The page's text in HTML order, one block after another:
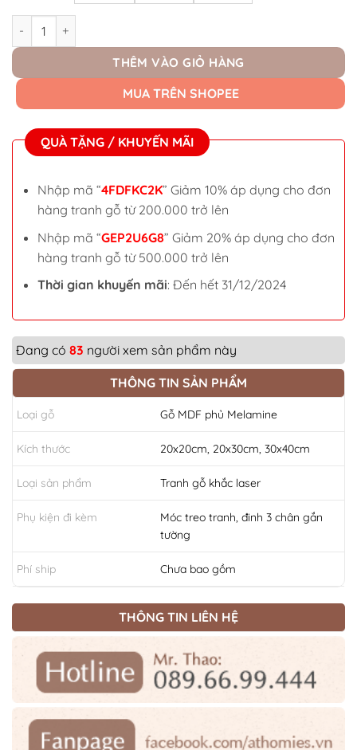
Tranh gỗ khắc Laser "Every Moment Is a Fresh Beginning" số
THÊM VÀO GIỎ HÀNG
MUA TRÊN SHOPEE
QUÀ TẶNG / KHUYẾN MÃI
Nhập mã “4FDFKC2K” Giảm 10% áp dụng cho đơn
hàng tranh gỗ từ 200.000 trở lên
Nhập mã “GEP2U6G8” Giảm 20% áp dụng cho đơn
hàng tranh gỗ từ 500.000 trở lên
Thời gian khuyến mãi: Đến hết 31/12/2024
Đang có 83 người xem sản phẩm này
THÔNG TIN SẢN PHẨM
Loại gỗ Gỗ MDF phủ Melamine
Kích thước 20x20cm, 20x30cm, 30x40cm
Loại sản phẩm Tranh gỗ khắc laser
Phụ kiện đi kèm
Móc treo tranh, đinh 3 chân gắn
tường
Phí ship Chưa bao gồm
THÔNG TIN LIÊN HỆ